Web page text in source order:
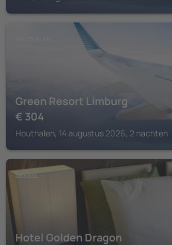
Green Resort Limburg
€ 304
Houthalen, 14 augustus 2026, 2 nachten
DESSEL
Hotel Golden Dragon